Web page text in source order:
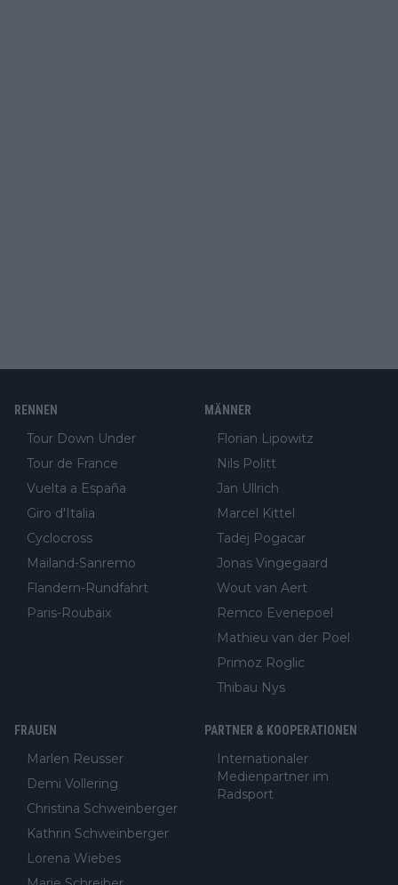
RENNEN
Tour Down Under
Tour de France
Vuelta a España
Giro d'Italia
Cyclocross
Mailand-Sanremo
Flandern-Rundfahrt
Paris-Roubaix
MÄNNER
Florian Lipowitz
Nils Politt
Jan Ullrich
Marcel Kittel
Tadej Pogacar
Jonas Vingegaard
Wout van Aert
Remco Evenepoel
Mathieu van der Poel
Primoz Roglic
Thibau Nys
FRAUEN
Marlen Reusser
Demi Vollering
Christina Schweinberger
Kathrin Schweinberger
Lorena Wiebes
PARTNER & KOOPERATIONEN
Internationaler
Medienpartner im
Radsport